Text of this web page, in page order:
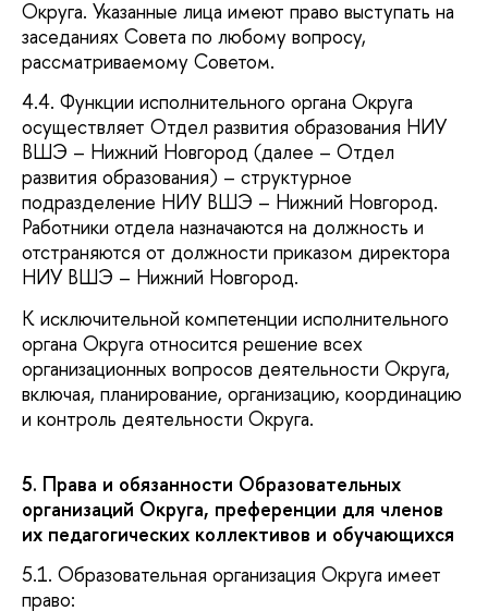
Округа. Указанные лица имеют право выступать на
заседаниях Совета по любому вопросу,
рассматриваемому Советом.
4.4. Функции исполнительного органа Округа
осуществляет Отдел развития образования НИУ
ВШЭ – Нижний Новгород (далее – Отдел
развития образования) – структурное
подразделение НИУ ВШЭ – Нижний Новгород.
Работники отдела назначаются на должность и
отстраняются от должности приказом директора
НИУ ВШЭ – Нижний Новгород.
К исключительной компетенции исполнительного
органа Округа относится решение всех
организационных вопросов деятельности Округа,
включая, планирование, организацию, координацию
и контроль деятельности Округа.
5. Права и обязанности Образовательных
организаций Округа, преференции для членов
их педагогических коллективов и обучающихся
5.1. Образовательная организация Округа имеет
право: